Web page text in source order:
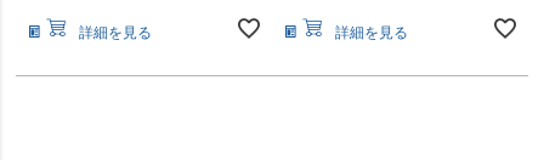
詳細を見る 詳細を見る